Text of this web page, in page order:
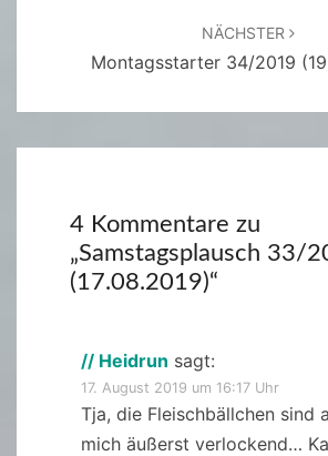
NÄCHSTER
Montagsstarter 34/2019
4 Kommentare zu
„Samstagsplausch 33/
(17.08.2019)“
// Heidrun sagt:
17. August 2019 um 16:17 Uhr
Tja, die Fleischbällchen sind
mich äußerst verlockend…